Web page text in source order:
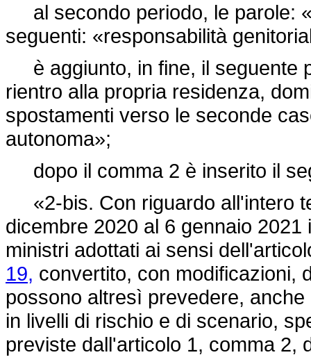
al secondo periodo, le parole:
seguenti: «responsabilità
è aggiunto, in fine, il seguente
rientro alla propria residenza,
spostamenti verso le seconde
autonoma»;
dopo il comma 2 è inserito il
«2-bis. Con riguardo all'intero
dicembre 2020 al 6 gennaio
ministri adottati ai sensi
19, convertito, con modificazioni,
possono altresì prevedere,
in livelli di rischio e di scenario,
previste dall'articolo 1, comma 2,